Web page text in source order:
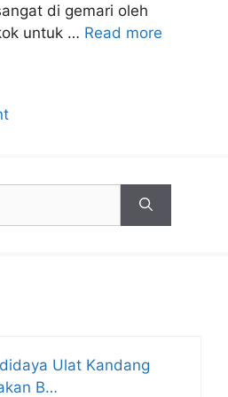
di gemari oleh
untuk … Read more
Ulat Kandang
B…